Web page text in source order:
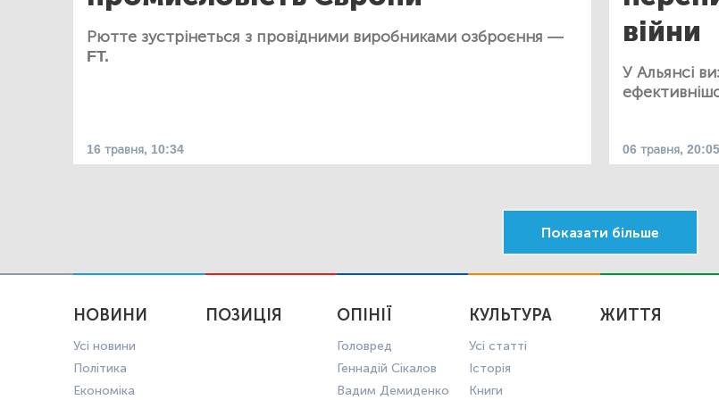
Рютте зустрінеться з провідними виробниками озброєння —
FT.
16 травня, 10:34
війни
У Альянсі
06 травня, 20:05
Показати більше
НОВИНИ
Усі новини
Політика
Економіка
ПОЗИЦІЯ ОПІНІЇ
Головред
Геннадій Сікалов
Вадим Демиденко
КУЛЬТУРА
Усі статті
Історія
Книги
ЖИТТЯ